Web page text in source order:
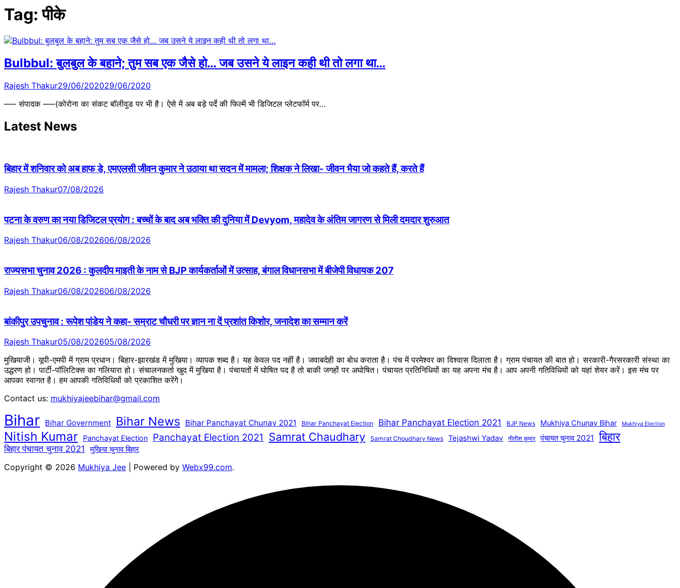
Tag:पीके
Bulbbul: बुलबुल के बहाने; तुम सब एक जैसे हो… जब उसने ये लाइन कही थी तो लगा था…
Rajesh Thakur29/06/202029/06/2020
—– संपादक —–(कोरोना का संकट बॉलीवुड पर भी है। ऐसे में अब बड़े पर्दे की फिल्में भी डिजिटल प्लेटफॉर्म पर…
Latest News
बिहार में शनिवार को अब हाफ डे, एमएलसी जीवन कुमार ने उठाया था सदन में मामला; शिक्षक ने लिखा- जीवन भैया जो कहते हैं, करते हैं
Rajesh Thakur07/08/2026
पटना के वरुण का नया डिजिटल प्रयोग : बच्चों के बाद अब भक्ति की दुनिया में Devyom, महादेव के अंतिम जागरण से मिली दमदार शुरुआत
Rajesh Thakur06/08/202606/08/2026
राज्यसभा चुनाव 2026 : कुलदीप माइती के नाम से BJP कार्यकर्ताओं में उत्साह, बंगाल विधानसभा में बीजेपी विधायक 207
Rajesh Thakur06/08/202606/08/2026
बांकीपुर उपचुनाव : रूपेश पांडेय ने कहा- सम्राट चौधरी पर ज्ञान ना दें प्रशांत किशोर, जनादेश का सम्मान करें
Rajesh Thakur05/08/202605/08/2026
मुखियाजी। यूपी-एमपी में ग्राम प्रधान। बिहार-झारखंड में मुखिया। व्यापक शब्द है। यह केवल पद नहीं है। जवाबदेही का बोध कराता है। पंच में परमेश्वर का विश्वास दिलाता है। ग्राम पंचायत की बात हो। सरकारी-गैरसरकारी संस्था का
उद्धरण हो। पार्टी-पॉलिटिक्स का गलियारा हो। संचालनकर्ता खुद में मुखिया है। पंचायतों में घोषित पद है तो बाकी जगहों पर अघोषित। पंचायत प्रतिनिधियों का यह अपना मंच है। आप अपनी गतिविधियों को यहां शेयर करें। इस मंच पर
आपका स्वागत है। हम आपकी गतिविधियों को प्रकाशित करेंगेे।
Contact us: mukhiyajeebihar@gmail.com
Bihar Bihar Government Bihar News Bihar Panchayat Chunav 2021 Bihar Panchayat Election Bihar Panchayat Election 2021 BJP News Mukhiya Chunav Bihar Mukhiya Election
Nitish Kumar Panchayat Election Panchayat Election 2021 Samrat Chaudhary Samrat Choudhary News Tejashwi Yadav नीतीश कुमार पंचायत चुनाव 2021 बिहार
बिहार पंचायत चुनाव 2021 मुखिया चुनाव बिहार
Copyright © 2026 Mukhiya Jee | Powered by Webx99.com.